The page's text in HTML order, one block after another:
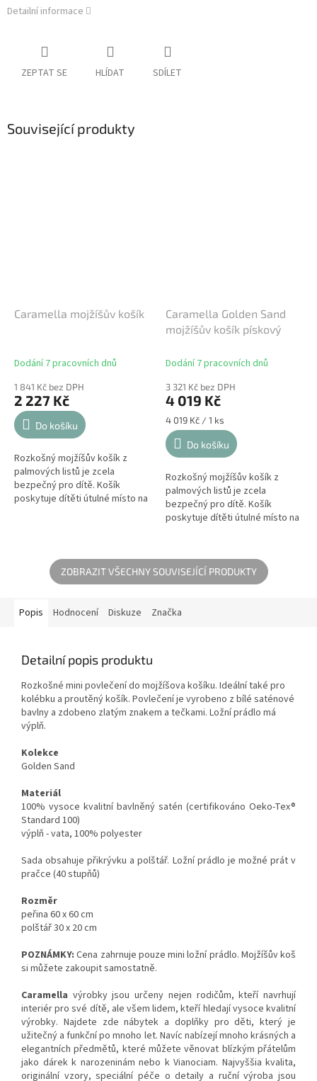
Detailní informace
ZEPTAT SE HLÍDAT SDÍLET
Související produkty
Caramella mojžíšův košík
Dodání 7 pracovních dnů
1 841 Kč bez DPH
2 227 Kč
Do košíku
Rozkošný mojžíšův košík z
palmových listů je zcela
bezpečný pro dítě. Košík
poskytuje dítěti útulné místo na
Caramella Golden Sand
mojžíšův košík pískový
Dodání 7 pracovních dnů
3 321 Kč bez DPH
4 019 Kč
Měrná
cena:
4 019 Kč / 1 ks
Do košíku
Rozkošný mojžíšův košík z
palmových listů je zcela
bezpečný pro dítě. Košík
poskytuje dítěti útulné místo na
být...
ZOBRAZIT VŠECHNY SOUVISEJÍCÍ PRODUKTY
Popis Hodnocení Diskuze Značka
Detailní popis produktu
Rozkošné mini povlečení do mojžíšova košíku. Ideální také pro
kolébku a proutěný košík. Povlečení je vyrobeno z bílé saténové
bavlny a zdobeno zlatým znakem a tečkami. Ložní prádlo má
výplň.
Kolekce
Golden Sand
Materiál
100% vysoce kvalitní bavlněný satén (certifikováno Oeko-Tex®
Standard 100)
výplň - vata, 100% polyester
Sada obsahuje přikrývku a polštář. Ložní prádlo je možné prát v
pračce (40 stupňů)
Rozměr
peřina 60 x 60 cm
polštář 30 x 20 cm
POZNÁMKY:Cena zahrnuje pouze mini ložní prádlo. Mojžíšův koš
si můžete zakoupit samostatně.
Caramella výrobky jsou určeny nejen rodičům, kteří navrhují
interiér pro své dítě, ale všem lidem, kteří hledají vysoce kvalitní
výrobky. Najdete zde nábytek a doplňky pro děti, který je
užitečný a funkční po mnoho let. Navíc nabízejí mnoho krásných a
elegantních předmětů, které můžete věnovat blízkým přátelům
jako dárek k narozeninám nebo k Vianociam. Najvyššia kvalita,
originální vzory, speciální péče o detaily a ruční výroba jsou